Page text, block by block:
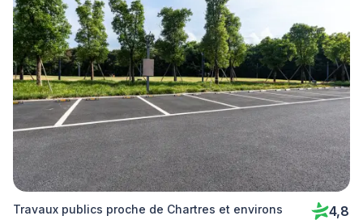
Travaux publics proche de Chartres et environs 4,8